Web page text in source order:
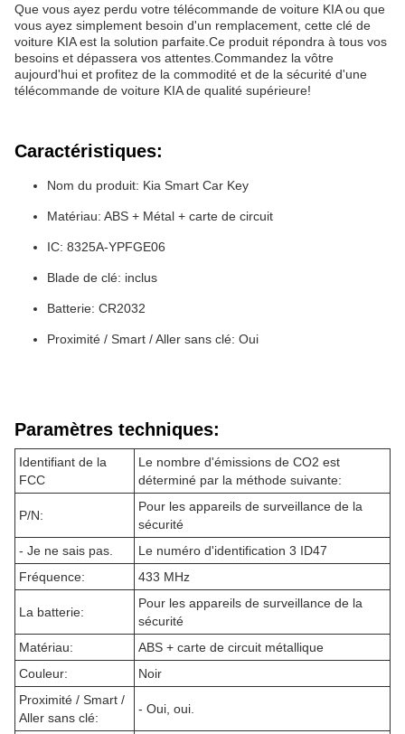
Que vous ayez perdu votre télécommande de voiture KIA ou que
vous ayez simplement besoin d'un remplacement, cette clé de
voiture KIA est la solution parfaite.Ce produit répondra à tous vos
besoins et dépassera vos attentes.Commandez la vôtre
aujourd'hui et profitez de la commodité et de la sécurité d'une
télécommande de voiture KIA de qualité supérieure!
Caractéristiques:
Nom du produit: Kia Smart Car Key
Matériau: ABS + Métal + carte de circuit
IC: 8325A-YPFGE06
Blade de clé: inclus
Batterie: CR2032
Proximité / Smart / Aller sans clé: Oui
Paramètres techniques:
Identifiant de la
FCC
Le nombre d'émissions de CO2 est
déterminé par la méthode suivante:
P/N:
Pour les appareils de surveillance de la
sécurité
- Je ne sais pas.
Le numéro d'identification 3 ID47
Fréquence:
433 MHz
La batterie:
Pour les appareils de surveillance de la
sécurité
Matériau:
ABS + carte de circuit métallique
Couleur:
Noir
Proximité / Smart /
Aller sans clé:
- Oui, oui.